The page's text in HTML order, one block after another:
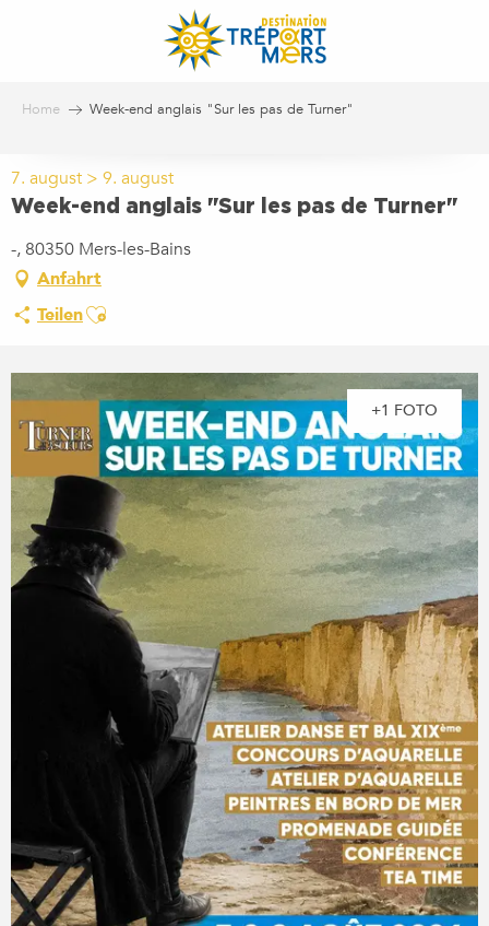
Home Week-end anglais "Sur les pas de Turner"
7. august > 9. august
Week-end anglais "Sur les pas de Turner"
-, 80350 Mers-les-Bains
Anfahrt
TeilenAjouter aux favoris
+1 FOTO